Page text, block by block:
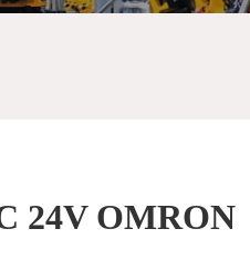
24V OMRON